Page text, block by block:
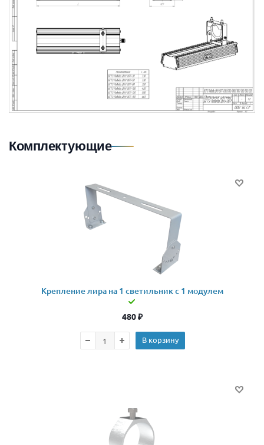
Комплектующие
Крепление лира на 1 светильник с 1 модулем
480₽
В корзину